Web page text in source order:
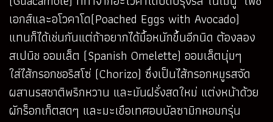
เอกส์และอโวคาโด(Poached Eggs with Avocado)
แทนก็ได้เช่นกันแต่ถ้าอยากได้มื้อหนักขึ้นอีกนิด ต้องลอง
สเปนิช ออมเล็ต (Spanish Omelette) ออมเล็ตนุ่มๆ
ใส่ไส้กรอกชอริสโซ่ (Chorizo) ซึ่งเป็นไส้กรอกหมูรสจัด
ผสานรสชาติพริกหวาน และมันฝรั่งสดใหม่ แต่งหน้าด้วย
ผักร็อกเก็ตสดๆ และมะเขือเทศอบบัลซามิกหอมกรุ่น